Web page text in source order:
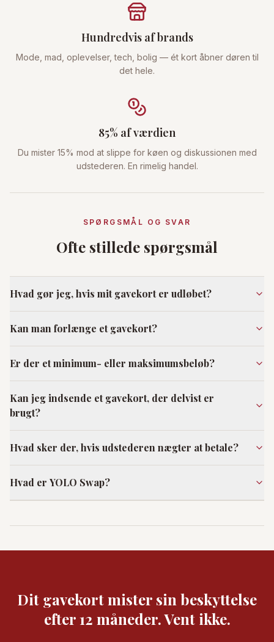
Hundredvis af brands
Mode, mad, oplevelser, tech, bolig — ét kort åbner døren til
det hele.
85% af værdien
Du mister 15% mod at slippe for køen og diskussionen med
udstederen. En rimelig handel.
SPØRGSMÅL OG SVAR
Ofte stillede spørgsmål
Hvad gør jeg, hvis mit gavekort er udløbet?
Kan man forlænge et gavekort?
Er der et minimum- eller maksimumsbeløb?
Kan jeg indsende et gavekort, der delvist er
brugt?
Hvad sker der, hvis udstederen nægter at betale?
Hvad er YOLO Swap?
Dit gavekort mister sin beskyttelse
efter 12 måneder. Vent ikke.